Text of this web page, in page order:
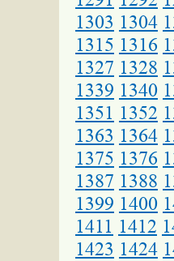
1303 1304
1315 1316
1327 1328
1339 1340
1351 1352
1363 1364
1375 1376
1387 1388
1399 1400
1411 1412
1423 1424